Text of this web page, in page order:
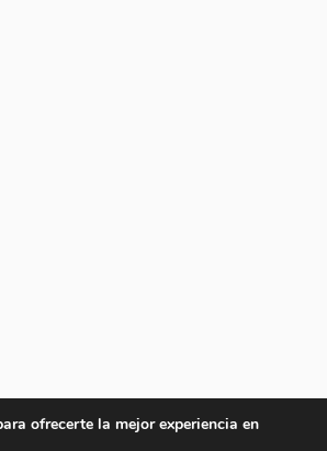
ofrecerte la mejor experiencia en